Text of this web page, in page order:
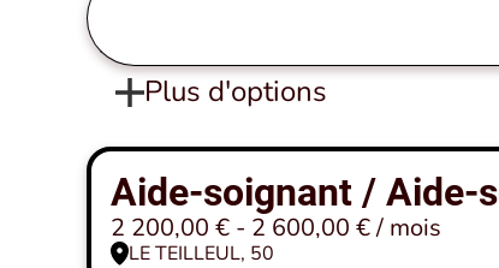
Plus d'options
Aide-soignant / Aide-
2 200,00 € - 2 600,00 € / mois
LE TEILLEUL, 50